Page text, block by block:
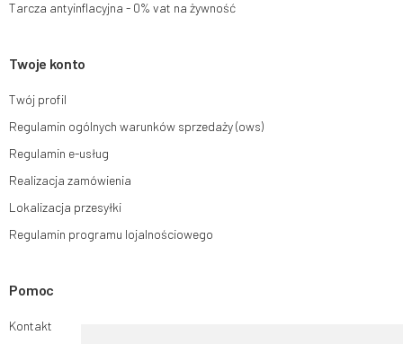
Tarcza antyinflacyjna - 0% vat na żywność
Twoje konto
Twój profil
Regulamin ogólnych warunków sprzedaży (ows)
Regulamin e-usług
Realizacja zamówienia
Lokalizacja przesyłki
Regulamin programu lojalnościowego
Pomoc
Kontakt